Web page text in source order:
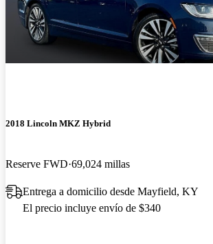
2018 Lincoln MKZ Hybrid
Reserve FWD 69,024 millas
Entrega a domicilio desde Mayfield, KY
El precio incluye envío de $340